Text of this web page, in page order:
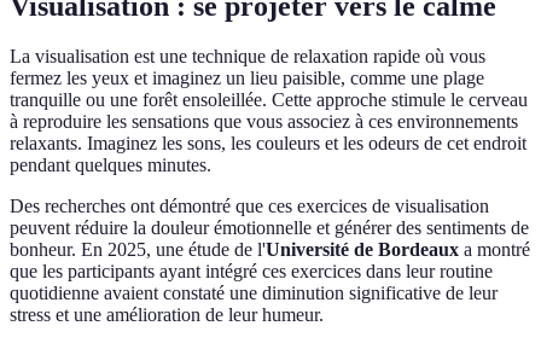
La visualisation est une technique de relaxation rapide où vous
fermez les yeux et imaginez un lieu paisible, comme une plage
tranquille ou une forêt ensoleillée. Cette approche stimule le cerveau
à reproduire les sensations que vous associez à ces environnements
relaxants. Imaginez les sons, les couleurs et les odeurs de cet endroit
pendant quelques minutes.
Des recherches ont démontré que ces exercices de visualisation
peuvent réduire la douleur émotionnelle et générer des sentiments de
bonheur. En 2025, une étude de l'Université de Bordeaux a montré
que les participants ayant intégré ces exercices dans leur routine
quotidienne avaient constaté une diminution significative de leur
stress et une amélioration de leur humeur.